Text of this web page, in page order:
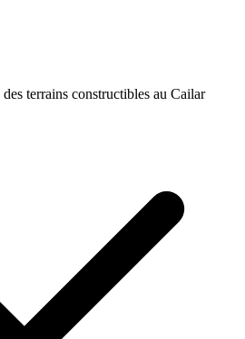
terrains constructibles au Cailar